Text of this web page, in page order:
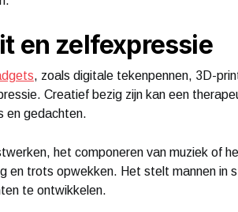
en zelfexpressie
, zoals digitale tekenpennen, 3D-
Creatief bezig zijn kan een
en gedachten.
het componeren van muziek of
en trots opwekken. Het stelt mannen in
te ontwikkelen.